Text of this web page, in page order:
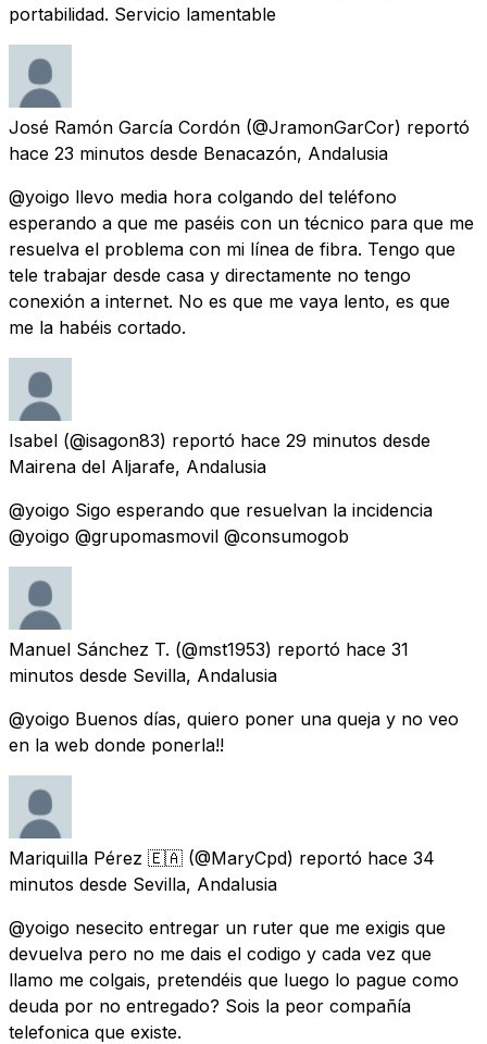
portabilidad. Servicio lamentable
José Ramón García Cordón (@JramonGarCor) reportó
hace 23 minutos desde Benacazón, Andalusia
@yoigo llevo media hora colgando del teléfono
esperando a que me paséis con un técnico para que me
resuelva el problema con mi línea de fibra. Tengo que
tele trabajar desde casa y directamente no tengo
conexión a internet. No es que me vaya lento, es que
me la habéis cortado.
Isabel (@isagon83) reportó hace 29 minutos desde
Mairena del Aljarafe, Andalusia
@yoigo Sigo esperando que resuelvan la incidencia
@yoigo @grupomasmovil @consumogob
Manuel Sánchez T. (@mst1953) reportó hace 31
minutos desde Sevilla, Andalusia
@yoigo Buenos días, quiero poner una queja y no veo
en la web donde ponerla!!
Mariquilla Pérez 🇪🇦 (@MaryCpd) reportó hace 34
minutos desde Sevilla, Andalusia
@yoigo nesecito entregar un ruter que me exigis que
devuelva pero no me dais el codigo y cada vez que
llamo me colgais, pretendéis que luego lo pague como
deuda por no entregado? Sois la peor compañía
telefonica que existe.